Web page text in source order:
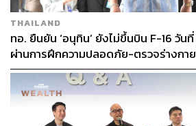
THAILAND
ทอ. ยืนยัน ‘อนุทิน’ ยังไม่ขึ้นบิน F-16 วัน
ผ่านการฝึกความปลอดภัย-ตรวจร่างกา
ก่อน